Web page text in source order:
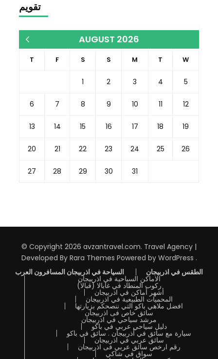
تقويم
AUGUST 2026
T F S S M T W
1 2 3 4 5
6 7 8 9 10 11 12
13 14 15 16 17 18 19
20 21 22 23 24 25 26
27 28 29 30 31
© Copyright 2026 avzantravel.com. Travel Agency |
Developed By Rara Themes Powered by WordPress .
السياحة في اذربيجان المسافرون العرب
الطقس في اذربيجان
الاماكن السياحية في اذربيجان
ركوب المنطاد في غابالا (قبالا)
أشهر أماكن في اذربيجان
المحميات الطبيعية في اذربيجان
افضل ملاهي باكو التي ننصحكم بزيارتها
سائق خاص فى اذربيجان
مرشد سياحي في اذربيجان
دليل سياحي عربي في باكو
سيارة مع سائق في أذربيجان . سائق في باكو
سائق عربي في اذربيجان
رقم ارخص سائق عربي فى اذربيجان
سواق في شاكي